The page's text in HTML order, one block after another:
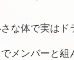
な体で実はド
メンバーと組